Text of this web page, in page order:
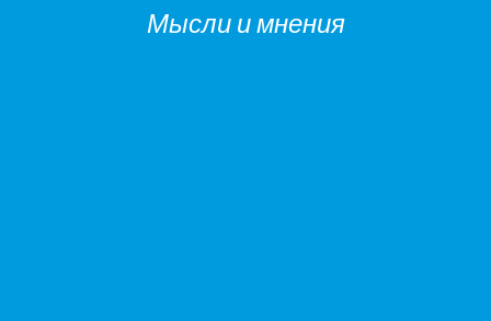
Мысли и мнения